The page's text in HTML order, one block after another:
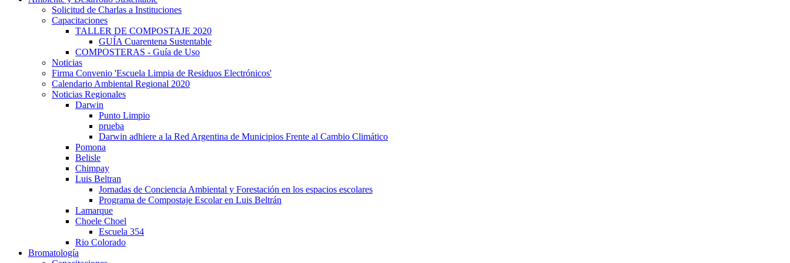
Solicitud de Charlas a Instituciones
Capacitaciones
TALLER DE COMPOSTAJE 2020
GUÍA Cuarentena Sustentable
COMPOSTERAS - Guía de Uso
Noticias
Firma Convenio 'Escuela Limpia de Residuos Electrónicos'
Calendario Ambiental Regional 2020
Noticias Regionales
Darwin
Punto Limpio
prueba
Darwin adhiere a la Red Argentina de Municipios Frente al Cambio Climático
Pomona
Belisle
Chimpay
Luis Beltran
Jornadas de Conciencia Ambiental y Forestación en los espacios escolares
Programa de Compostaje Escolar en Luis Beltrán
Lamarque
Choele Choel
Escuela 354
Rio Colorado
Bromatología